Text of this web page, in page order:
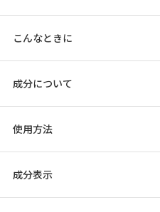
こんなときに
成分について
使用方法
成分表示